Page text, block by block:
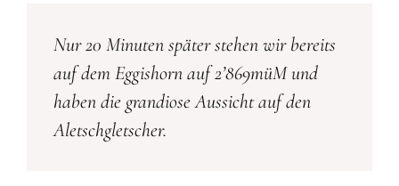
Nur 20 Minuten später stehen wir bereits
auf dem Eggishorn auf 2’869müM und
haben die grandiose Aussicht auf den
Aletschgletscher.